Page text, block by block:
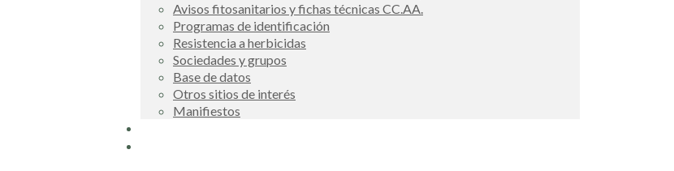
Avisos fitosanitarios y fichas técnicas CC.AA.
Programas de identificación
Resistencia a herbicidas
Sociedades y grupos
Base de datos
Otros sitios de interés
Manifiestos